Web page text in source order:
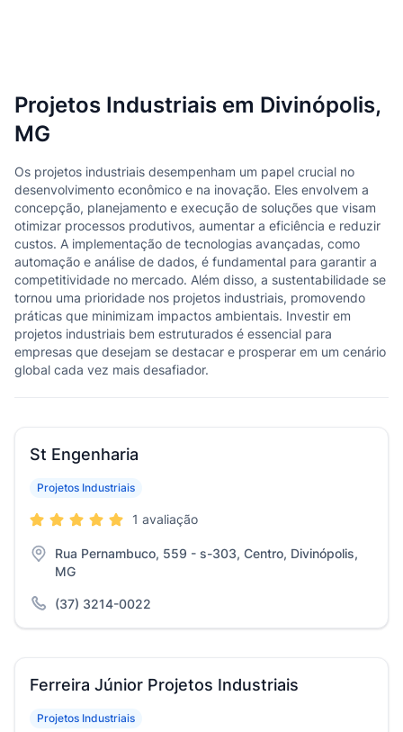
Projetos Industriais em Divinópolis,
MG
Os projetos industriais desempenham um papel crucial no
desenvolvimento econômico e na inovação. Eles envolvem a
concepção, planejamento e execução de soluções que visam
otimizar processos produtivos, aumentar a eficiência e reduzir
custos. A implementação de tecnologias avançadas, como
automação e análise de dados, é fundamental para garantir a
competitividade no mercado. Além disso, a sustentabilidade se
tornou uma prioridade nos projetos industriais, promovendo
práticas que minimizam impactos ambientais. Investir em
projetos industriais bem estruturados é essencial para
empresas que desejam se destacar e prosperar em um cenário
global cada vez mais desafiador.
St Engenharia
Projetos Industriais
1 avaliação
Rua Pernambuco, 559 - s-303, Centro, Divinópolis,
MG
(37) 3214-0022
Ferreira Júnior Projetos Industriais
Projetos Industriais